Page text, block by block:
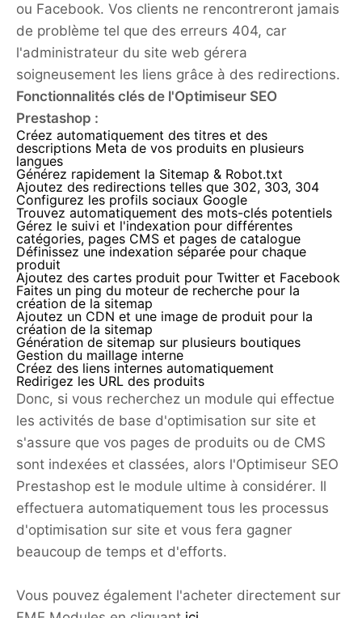
ou Facebook. Vos clients ne rencontreront jamais
de problème tel que des erreurs 404, car
l'administrateur du site web gérera
soigneusement les liens grâce à des redirections.
Fonctionnalités clés de l'Optimiseur SEO
Prestashop :
Créez automatiquement des titres et des
descriptions Meta de vos produits en plusieurs
langues
Générez rapidement la Sitemap & Robot.txt
Ajoutez des redirections telles que 302, 303, 304
Configurez les profils sociaux Google
Trouvez automatiquement des mots-clés potentiels
Gérez le suivi et l'indexation pour différentes
catégories, pages CMS et pages de catalogue
Définissez une indexation séparée pour chaque
produit
Ajoutez des cartes produit pour Twitter et Facebook
Faites un ping du moteur de recherche pour la
création de la sitemap
Ajoutez un CDN et une image de produit pour la
création de la sitemap
Génération de sitemap sur plusieurs boutiques
Gestion du maillage interne
Créez des liens internes automatiquement
Redirigez les URL des produits
Donc, si vous recherchez un module qui effectue
les activités de base d'optimisation sur site et
s'assure que vos pages de produits ou de CMS
sont indexées et classées, alors l'Optimiseur SEO
Prestashop est le module ultime à considérer. Il
effectuera automatiquement tous les processus
d'optimisation sur site et vous fera gagner
beaucoup de temps et d'efforts.
Vous pouvez également l'acheter directement sur